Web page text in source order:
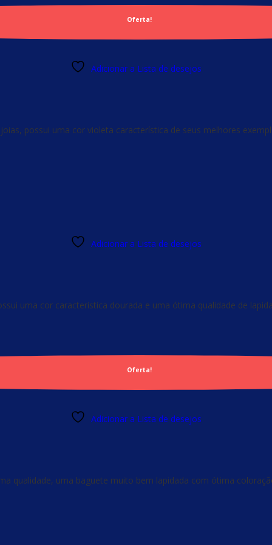
Oferta!
Adicionar a Lista de desejos
possui uma cor violeta característica de seus melhores
Adicionar a Lista de desejos
uma cor caracteristica dourada e uma ótima qualidade de
Oferta!
Adicionar a Lista de desejos
qualidade, uma baguete muito bem lapidada com ótima